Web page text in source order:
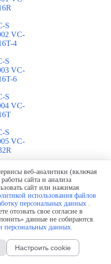
S
VC-
4
S
VC-
6
S
VC-
S
VC-
VC-
4
S
VC-
6
S
VC-
веб-аналитики (включая
сайта и анализа
сайт или нажимая
использования файлов
персональных данных .
отозвать свое согласие в
данные не собираются.
персональных данных.
Настроить cookie